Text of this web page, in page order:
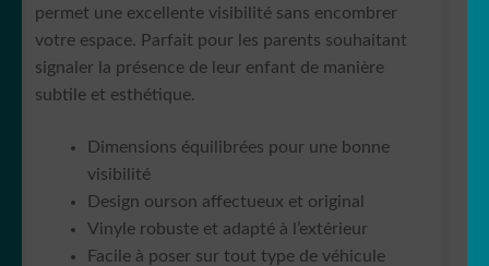
permet une excellente visibilité sans encombrer
votre espace. Parfait pour les parents souhaitant
signaler la présence de leur enfant de manière
subtile et esthétique.
Dimensions équilibrées pour une bonne
visibilité
Design ourson affectueux et original
Vinyle robuste et adapté à l’extérieur
Facile à poser sur tout type de véhicule